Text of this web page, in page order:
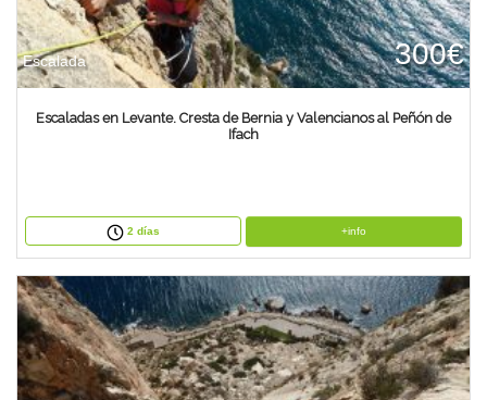
Escalada 300€
Escaladas en Levante. Cresta de Bernia y Valencianos al Peñón de
Ifach
2 días +info